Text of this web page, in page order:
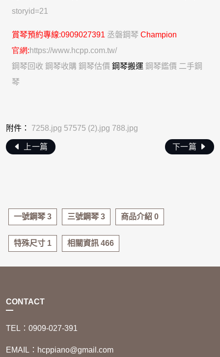
storyid=21
賞琴預約專線:0909027391 丞磐鋼琴 Champion
官網:https://www.hcpp.com.tw/
鋼琴回收 鋼琴收購 鋼琴估價 鋼琴搬運 鋼琴鑑價 二手鋼
琴
附件： 7258.jpg 57575 (2).jpg 788.jpg
上一篇 下一篇
一號鋼琴 3 三號鋼琴 3 商品介紹 0
特殊尺寸 1 相關資訊 466
CONTACT
TEL：0909-027-391
EMAIL：hcppiano@gmail.com